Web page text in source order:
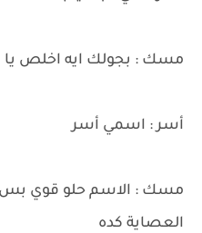
مسك : بجولك ايه اخلص
أسر : اسمي أسر
مسك : الاسم حلو قوي
العصاية كده